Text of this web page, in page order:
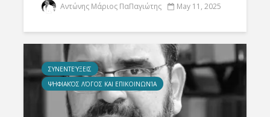
Αντώνης Μάριος ΠαΠαγιώτης May 11, 2025
ΣΥΝΕΝΤΕΎΞΕΙΣ
ΨΗΦΙΑΚΌΣ ΛΌΓΟΣ ΚΑΙ ΕΠΙΚΟΙΝΩΝΊΑ